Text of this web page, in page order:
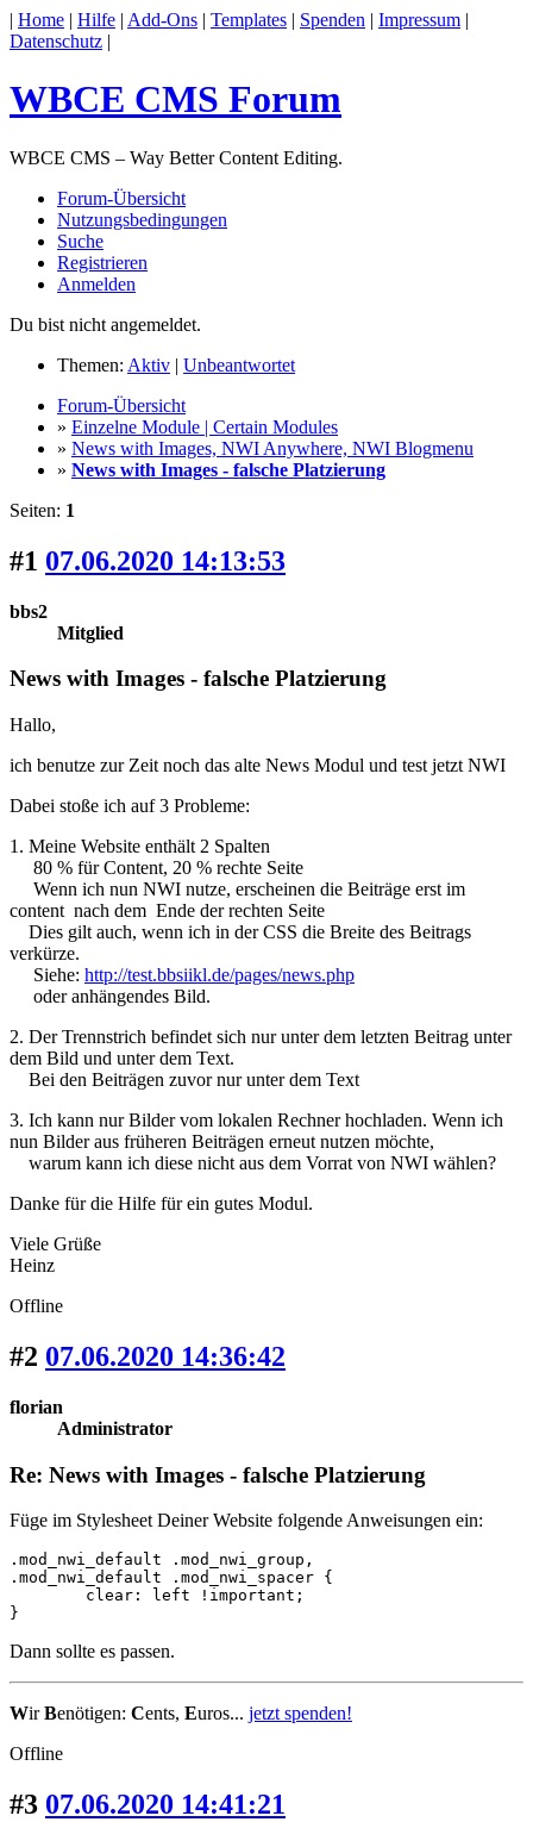
| Home | Hilfe | Add-Ons | Templates | Spenden | Impressum |
Datenschutz |
WBCE CMS Forum
WBCE CMS – Way Better Content Editing.
Forum-Übersicht
Nutzungsbedingungen
Suche
Registrieren
Anmelden
Du bist nicht angemeldet.
Themen: Aktiv | Unbeantwortet
Forum-Übersicht
» Einzelne Module | Certain Modules
» News with Images, NWI Anywhere, NWI Blogmenu
» News with Images - falsche Platzierung
Seiten: 1
#1 07.06.2020 14:13:53
bbs2
Mitglied
News with Images - falsche Platzierung
Hallo,
ich benutze zur Zeit noch das alte News Modul und test jetzt NWI
Dabei stoße ich auf 3 Probleme:
1. Meine Website enthält 2 Spalten
80 % für Content, 20 % rechte Seite
Wenn ich nun NWI nutze, erscheinen die Beiträge erst im
content nach dem Ende der rechten Seite
Dies gilt auch, wenn ich in der CSS die Breite des Beitrags
verkürze.
Siehe: http://test.bbsiikl.de/pages/news.php
oder anhängendes Bild.
2. Der Trennstrich befindet sich nur unter dem letzten Beitrag unter
dem Bild und unter dem Text.
Bei den Beiträgen zuvor nur unter dem Text
3. Ich kann nur Bilder vom lokalen Rechner hochladen. Wenn ich
nun Bilder aus früheren Beiträgen erneut nutzen möchte,
warum kann ich diese nicht aus dem Vorrat von NWI wählen?
Danke für die Hilfe für ein gutes Modul.
Viele Grüße
Heinz
Offline
#2 07.06.2020 14:36:42
florian
Administrator
Re: News with Images - falsche Platzierung
Füge im Stylesheet Deiner Website folgende Anweisungen ein:
.mod_nwi_default .mod_nwi_group,
.mod_nwi_default .mod_nwi_spacer {
}
Dann sollte es passen.
WirBenötigen: Cents, Euros... jetzt spenden!
Offline
#3 07.06.2020 14:41:21